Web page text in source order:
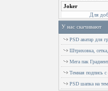
Для
У нас скачивают
PSD аватар для
Штриховка,
Мега пак
Темная подпись
PSD шапка на